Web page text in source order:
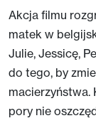
Akcja filmu
matek w
Julie, Jessicę,
do tego, by
macierzyństwa.
pory nie